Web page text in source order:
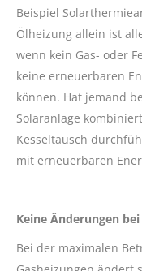
Beispiel
Ölheizung allein ist
wenn kein Gas- oder
keine erneuerbaren
können. Hat jemand
Solaranlage
Kesseltausch
mit erneuerbaren
Keine Änderungen
Bei der maximalen